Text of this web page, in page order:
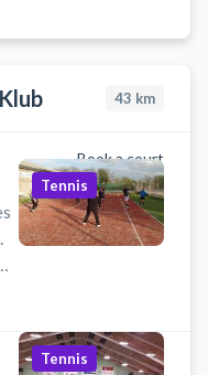
43 km
Book a court
Tennis
Tennis